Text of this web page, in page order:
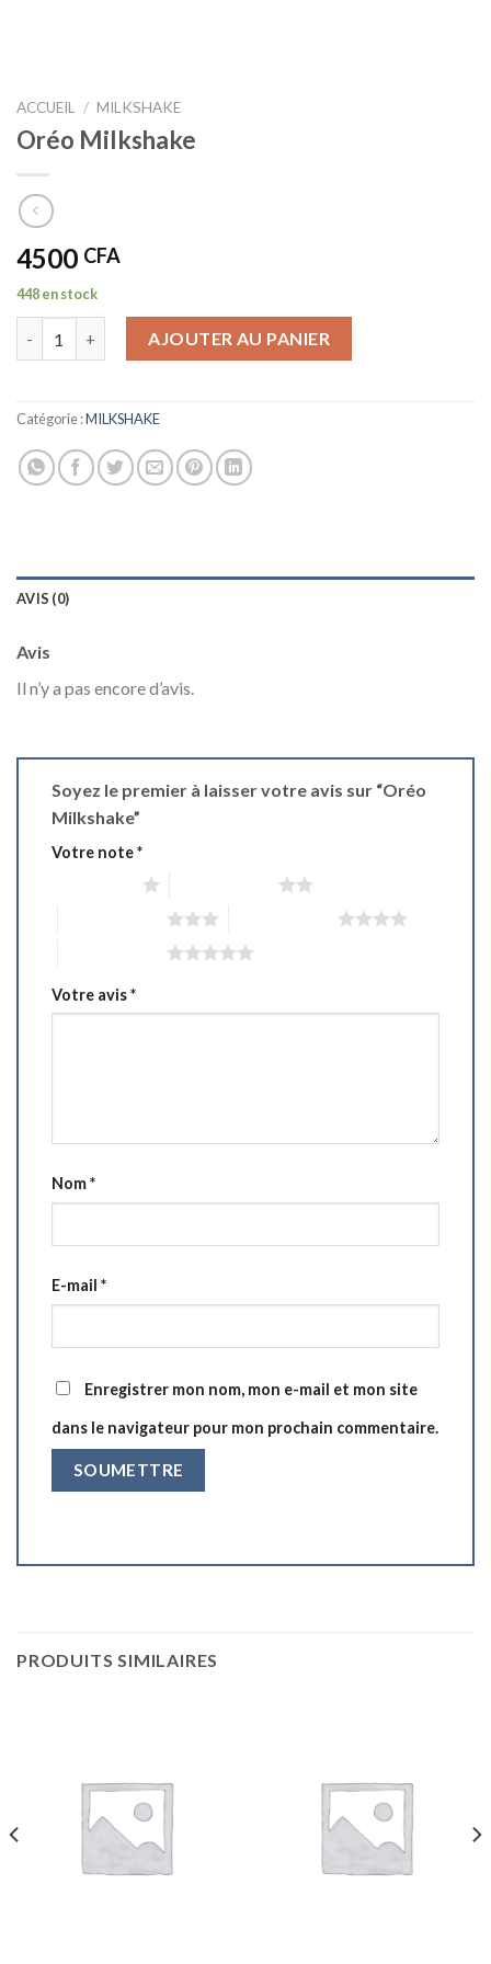
ACCUEIL / MILKSHAKE
Oréo Milkshake
4500 CFA
448 en stock
AJOUTER AU PANIER
Catégorie :MILKSHAKE
AVIS (0)
Avis
Il n’y a pas encore d’avis.
Soyez le premier à laisser votre avis sur “Oréo
Milkshake”
Votre note*
Votre avis*
Nom*
E-mail *
Enregistrer mon nom, mon e-mail et mon site
dans le navigateur pour mon prochain commentaire.
PRODUITS SIMILAIRES